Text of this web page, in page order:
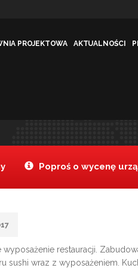
PROJEKTOWA AKTUALNOŚCI
Poproś o wycenę
restauracji.
sushi wraz z wyposażeniem.